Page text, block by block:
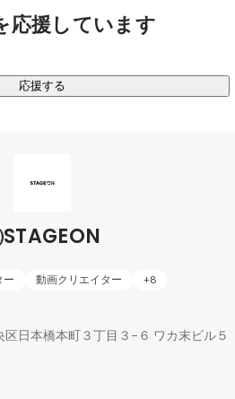
応援しています
応援する
ー 動画クリエイター +8
日本橋本町３丁目３−６ ワカ末ビル５